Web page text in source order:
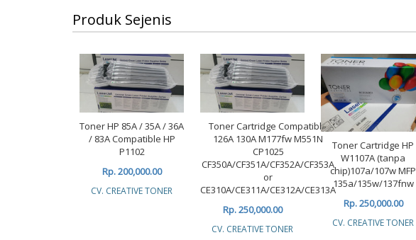
Produk Sejenis
Toner HP 85A / 35A / 36A
/ 83A Compatible HP
P1102
Rp. 200,000.00
CV. CREATIVE TONER
Toner Cartridge Compatible
126A 130A M177fw M551N
CP1025
CF350A/CF351A/CF352A/CF353A
or
CE310A/CE311A/CE312A/CE313A
Rp. 250,000.00
CV. CREATIVE TONER
Toner Cartridge HP
W1107A (tanpa
chip)107a/107w MFP
135a/135w/137fnw
Rp. 250,000.00
CV. CREATIVE TONER